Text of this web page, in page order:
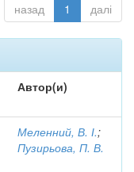
назад 1 далі
Автор(и)
Меленний, В. І.;
Пузирьова, П. В.